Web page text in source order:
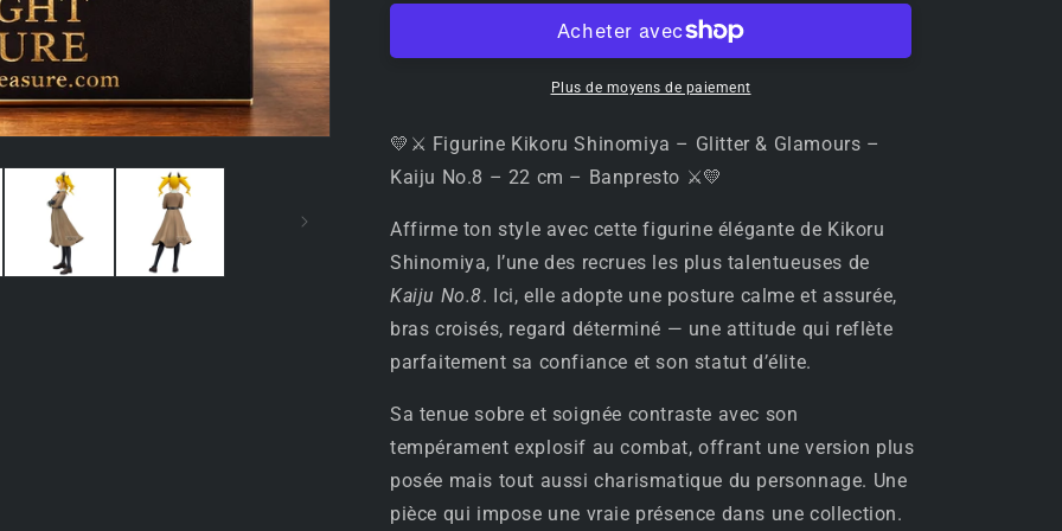
Kikoru
Glitter
&amp;
Glamours
Kaiju
No.8
–
22
cm
–
⚔️
💛
Figurine
Kikoru
Shinomiya
Glitter
Glamours
Kaiju
No.8
–
cm
–
⚔️
💛
Plus de moyens de paiement
💛⚔️ Figurine Kikoru Shinomiya – Glitter & Glamours –
Kaiju No.8 – 22 cm – Banpresto ⚔️💛
Affirme ton style avec cette figurine élégante de Kikoru
Shinomiya, l’une des recrues les plus talentueuses de
Kaiju No.8. Ici, elle adopte une posture calme et assurée,
bras croisés, regard déterminé — une attitude qui reflète
parfaitement sa confiance et son statut d’élite.
Sa tenue sobre et soignée contraste avec son
tempérament explosif au combat, offrant une version plus
posée mais tout aussi charismatique du personnage. Une
pièce qui impose une vraie présence dans une collection.